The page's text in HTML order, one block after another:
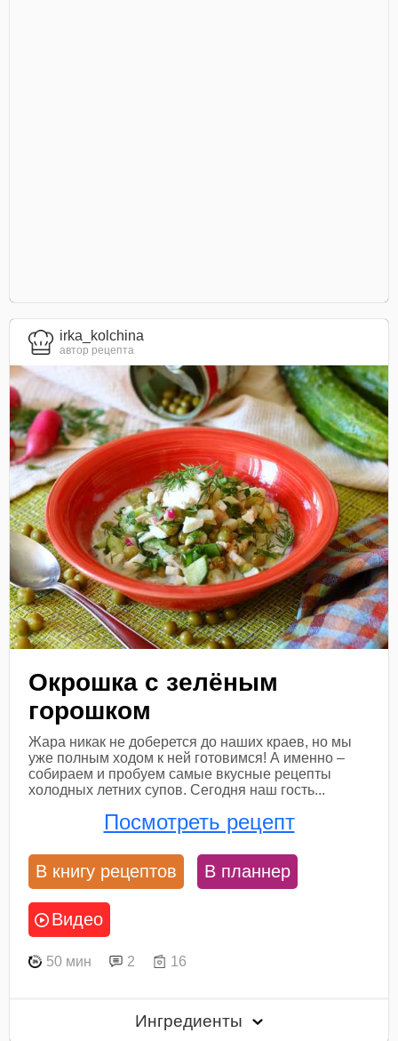
irka_kolchina
автор рецепта
Окрошка с зелёным
горошком
Жара никак не доберется до наших краев, но мы
уже полным ходом к ней готовимся! А именно –
собираем и пробуем самые вкусные рецепты
холодных летних супов. Сегодня наш гость...
Посмотреть рецепт
В книгу рецептов В планнер
Видео
50 мин 2 16
Ингредиенты